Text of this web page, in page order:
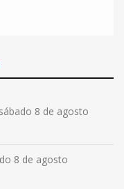
8 de agosto
8 de agosto